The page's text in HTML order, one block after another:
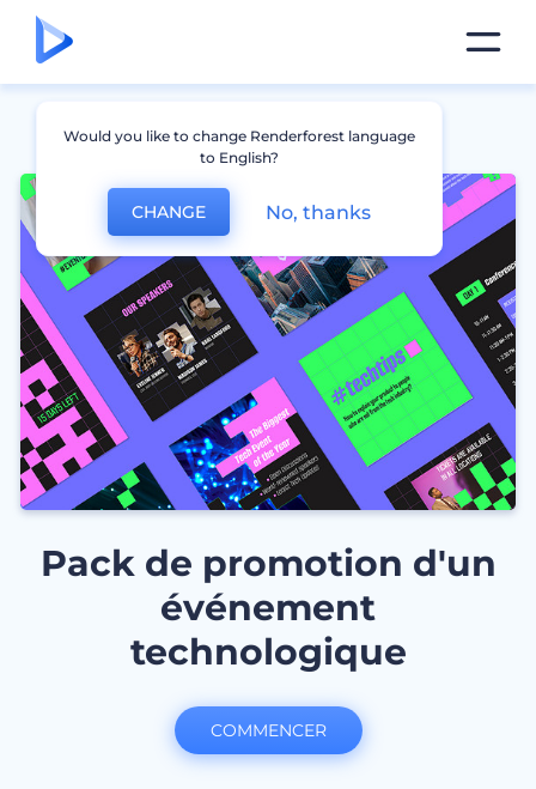
Pack de promotion d'un
événement
technologique
COMMENCER
Would you like to change Renderforest language
to English?
CHANGE No, thanks